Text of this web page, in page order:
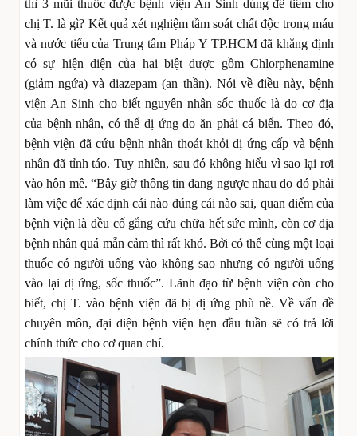
thì 3 mũi thuốc được bệnh viện An Sinh dùng để tiêm cho
chị T. là gì? Kết quả xét nghiệm tầm soát chất độc trong máu
và nước tiểu của Trung tâm Pháp Y TP.HCM đã khẳng định
có sự hiện diện của hai biệt dược gồm Chlorphenamine
(giảm ngứa) và diazepam (an thần). Nói về điều này, bệnh
viện An Sinh cho biết nguyên nhân sốc thuốc là do cơ địa
của bệnh nhân, có thể dị ứng do ăn phải cá biển. Theo đó,
bệnh viện đã cứu bệnh nhân thoát khỏi dị ứng cấp và bệnh
nhân đã tỉnh táo. Tuy nhiên, sau đó không hiểu vì sao lại rơi
vào hôn mê. “Bây giờ thông tin đang ngược nhau do đó phải
làm việc để xác định cái nào đúng cái nào sai, quan điểm của
bệnh viện là đều cố gắng cứu chữa hết sức mình, còn cơ địa
bệnh nhân quá mẫn cảm thì rất khó. Bởi có thể cùng một loại
thuốc có người uống vào không sao nhưng có người uống
vào lại dị ứng, sốc thuốc”. Lãnh đạo từ bệnh viện còn cho
biết, chị T. vào bệnh viện đã bị dị ứng phù nề. Về vấn đề
chuyên môn, đại diện bệnh viện hẹn đầu tuần sẽ có trả lời
chính thức cho cơ quan chí.